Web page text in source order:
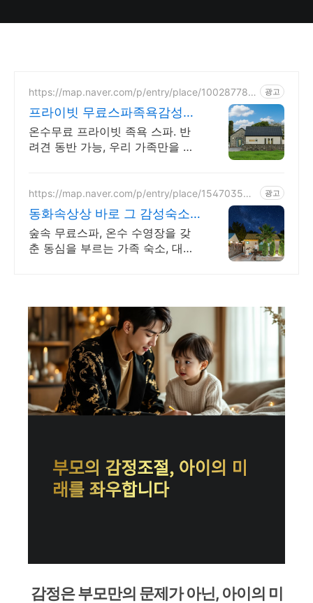
https://map.naver.com/p/entry/place/100287782
광고
프라이빗 무료스파족욕감성숙
소 제주 돌담감성, 반려견 환영
온수무료 프라이빗 족욕 스파. 반
려견 동반 가능, 우리 가족만을 위
성 스테이, 야외 바베큐
https://map.naver.com/p/entry/place/154703587
광고
동화속상상 바로 그 감성숙소
제주서쪽 오설록근처 완벽독채
숲속 무료스파, 온수 수영장을 갖
춘 동심을 부르는 가족 숙소, 대가
감정은 부모만의 문제가 아닌, 아이의 미